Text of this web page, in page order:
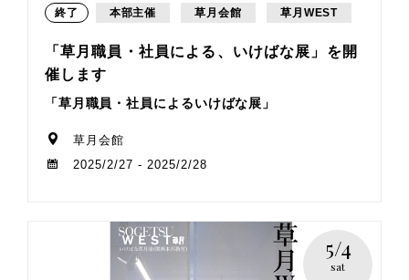
終了 本部主催 草月会館 草月WEST
「草月職員・社員による、いけばな展」を開
催します
「草月職員・社員によるいけばな展」
草月会館
2025/2/27 - 2025/2/28
5/4
sat